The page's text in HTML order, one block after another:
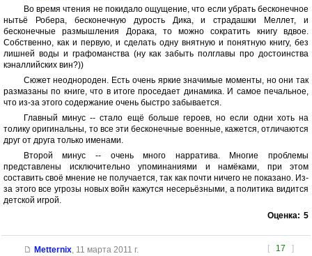
Во время чтения не покидало ощущение, что если убрать бесконечное
нытьё Робера, бесконечную дурость Дика, и страдашки Меллет, и
бесконечные размышления Дорака, то можно сократить книгу вдвое.
Собственно, как и первую, и сделать одну внятную и понятную книгу, без
лишней воды и графоманства (ну как забыть полглавы про достоинства
кэналлийских вин?))
Сюжет неоднороден. Есть очень яркие значимые моменты, но они так
размазаны по книге, что в итоге проседает динамика. И самое печальное,
что из-за этого содержание очень быстро забывается.
Главный минус -- стало ещё больше героев, но если одни хоть на
толику оригинальны, то все эти бесконечные военные, кажется, отличаются
друг от друга только именами.
Второй минус -- очень много нарратива. Многие проблемы
представлены исключительно упоминаниями и намёками, при этом
составить своё мнение не получается, так как почти ничего не показано. Из-
за этого все угрозы новых войн кажутся несерьёзными, а политика видится
детской игрой.
Оценка: 5
[ 17 ]
Metternix, 11 марта 2011 г.